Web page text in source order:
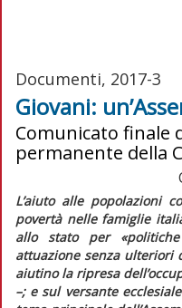
Documenti, 2017-3
Giovani:
Comunicato finale
permanente della
L’aiuto alle popolazioni
povertà nelle famiglie
allo stato per
attuazione senza ulteriori
aiutino la ripresa
–; e sul versante